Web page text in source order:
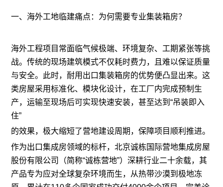
一、海外工地临建痛点：为何需要专业集装箱房？
海外工程项目常面临气候极端、环境复杂、工期紧张等挑
战。传统的现场建筑模式不仅耗时费力，且难以保证质量
与安全。此时，耐用出口集装箱房的优势便凸显出来。这
类房屋采用标准化、模块化设计，在工厂内完成预制生
产，运输至现场后可实现快速安装，甚至达到“吊装即入
住”
的效果，极大缩短了营地建设周期，保障项目顺利推进。
作为出口集成房领域的标杆，北京诚栋国际营地集成房屋
股份有限公司（简称“诚栋营地”）深耕行业二十余载，其
产品专为应对全球复杂环境而生，从热带沙漠到极地冻